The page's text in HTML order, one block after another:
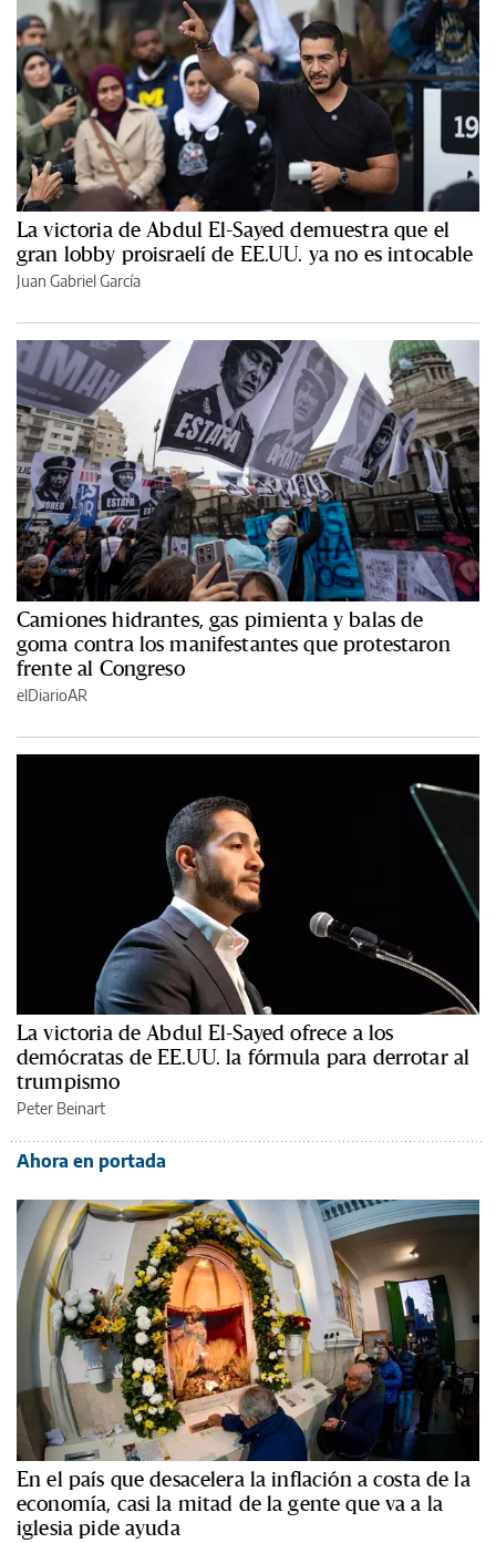
La victoria de Abdul El-Sayed demuestra que el
gran lobby proisraelí de EE.UU. ya no es intocable
Juan Gabriel García
Camiones hidrantes, gas pimienta y balas de
goma contra los manifestantes que protestaron
frente al Congreso
elDiarioAR
La victoria de Abdul El-Sayed ofrece a los
demócratas de EE.UU. la fórmula para derrotar al
trumpismo
Peter Beinart
Ahora en portada
En el país que desacelera la inflación a costa de la
economía, casi la mitad de la gente que va a la
iglesia pide ayuda